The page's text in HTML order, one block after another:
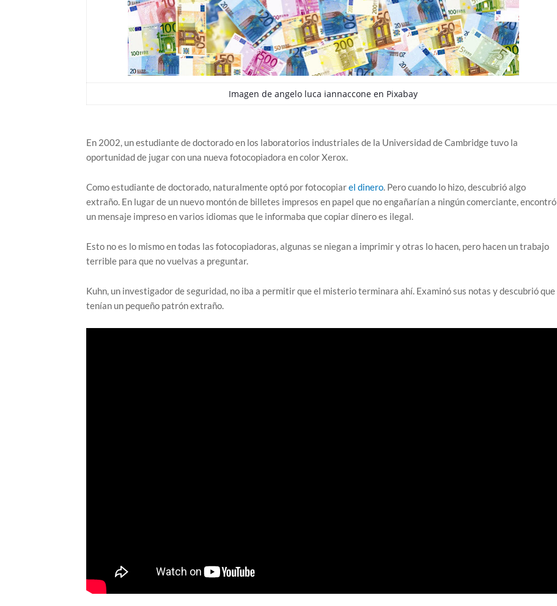
Imagen de angelo luca iannaccone en Pixabay
En 2002, un estudiante de doctorado en los laboratorios industriales de la Universidad de Cambridge tuvo la
oportunidad de jugar con una nueva fotocopiadora en color Xerox.
Como estudiante de doctorado, naturalmente optó por fotocopiarel dinero. Pero cuando lo hizo, descubrió algo
extraño. En lugar de un nuevo montón de billetes impresos en papel que no engañarían a ningún comerciante, encontró
un mensaje impreso en varios idiomas que le informaba que copiar dinero es ilegal.
Esto no es lo mismo en todas las fotocopiadoras, algunas se niegan a imprimir y otras lo hacen, pero hacen un trabajo
terrible para que no vuelvas a preguntar.
Kuhn, un investigador de seguridad, no iba a permitir que el misterio terminara ahí. Examinó sus notas y descubrió que
tenían un pequeño patrón extraño.